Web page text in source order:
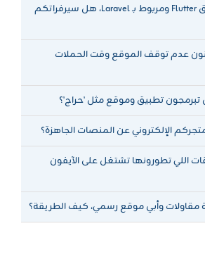
عندي تطبيق Flutter ومربوط بـ Laravel، هل سيرفراتكم
عدم توقف الموقع وقت الحملات
تطبيق وموقع مثل 'حراج'؟
الإلكتروني عن المنصات الجاهزة؟
اللي تطورونها تشتغل على الآيفون
وأبي موقع رسمي، كيف الطريقة؟